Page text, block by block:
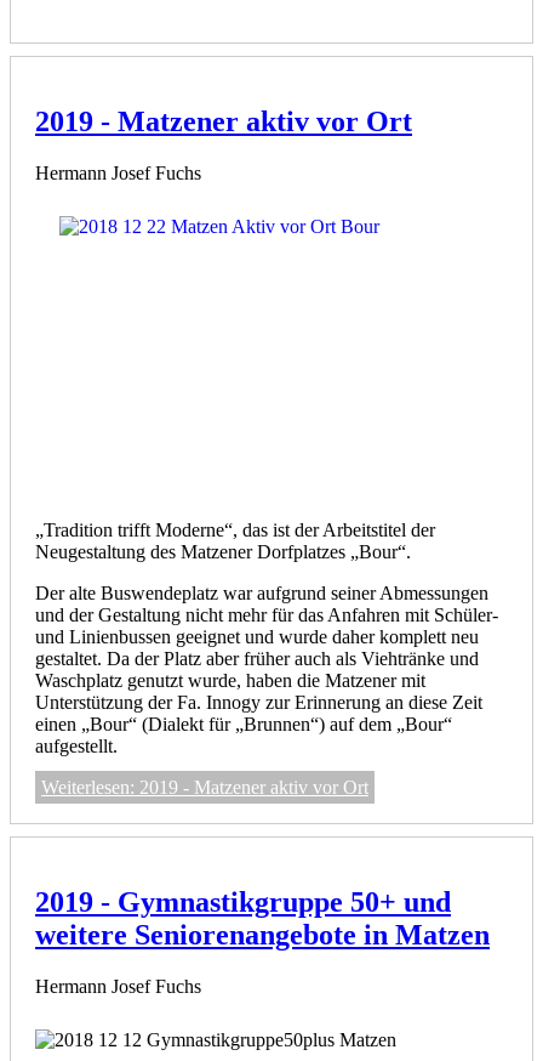
2019 - Matzener aktiv vor Ort
Hermann Josef Fuchs
„Tradition trifft Moderne“, das ist der Arbeitstitel der
Neugestaltung des Matzener Dorfplatzes „Bour“.
Der alte Buswendeplatz war aufgrund seiner Abmessungen
und der Gestaltung nicht mehr für das Anfahren mit Schüler-
und Linienbussen geeignet und wurde daher komplett neu
gestaltet. Da der Platz aber früher auch als Viehtränke und
Waschplatz genutzt wurde, haben die Matzener mit
Unterstützung der Fa. Innogy zur Erinnerung an diese Zeit
einen „Bour“ (Dialekt für „Brunnen“) auf dem „Bour“
aufgestellt.
Weiterlesen: 2019 - Matzener aktiv vor Ort
2019 - Gymnastikgruppe 50+ und
weitere Seniorenangebote in Matzen
Hermann Josef Fuchs